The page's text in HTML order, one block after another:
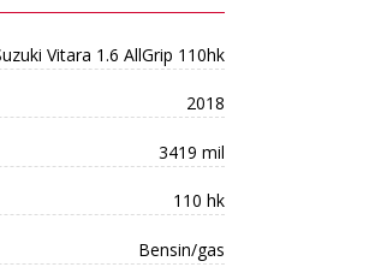
Vitara 1.6 AllGrip 110hk
2018
3419 mil
110 hk
Bensin/gas